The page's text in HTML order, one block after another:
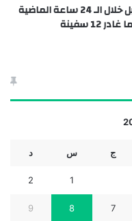
ميناء_دمياط استقبل خلال الـ 24 ساعة الماضية
ج س د
1
2
7
8
9